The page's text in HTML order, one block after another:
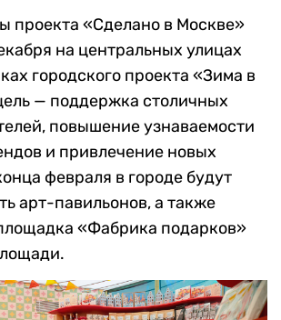
проекта «Сделано в Москве»
на центральных улицах
городского проекта «Зима в
— поддержка столичных
повышение узнаваемости
и привлечение новых
февраля в городе будут
арт-павильонов, а также
«Фабрика подарков»